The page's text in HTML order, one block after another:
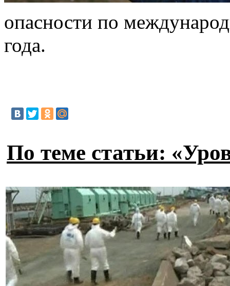
опасности по
года.
По теме статьи: